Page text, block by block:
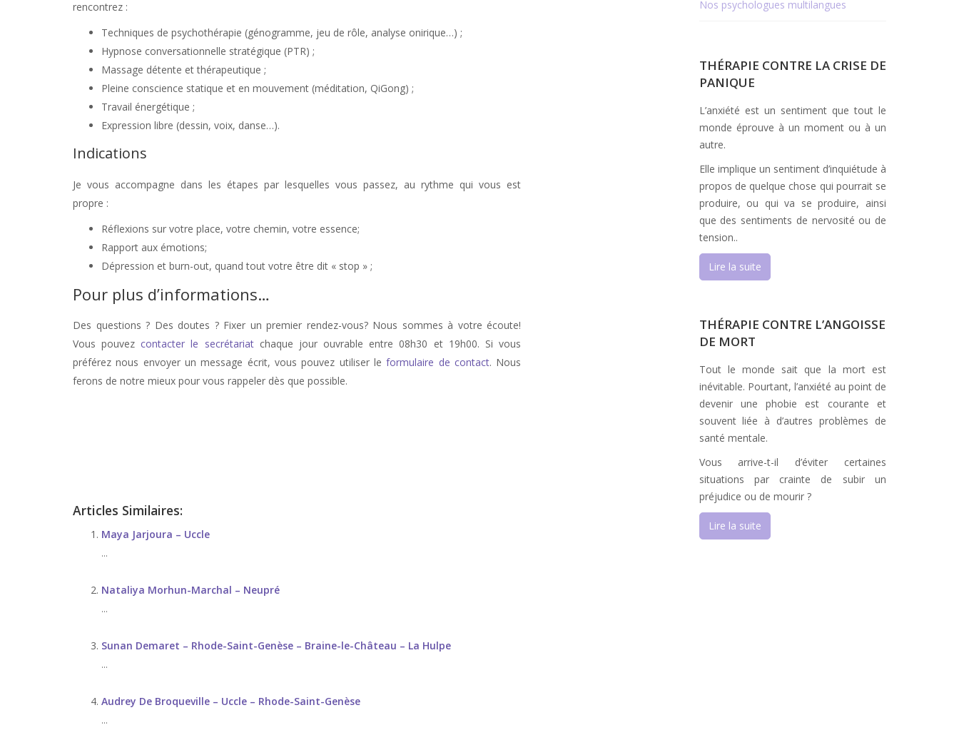
rencontrez :
Techniques de psychothérapie (génogramme, jeu de rôle, analyse onirique…) ;
Hypnose conversationnelle stratégique (PTR) ;
Massage détente et thérapeutique ;
Pleine conscience statique et en mouvement (méditation, QiGong) ;
Travail énergétique ;
Expression libre (dessin, voix, danse…).
Indications
Je vous accompagne dans les étapes par lesquelles vous passez, au rythme qui vous est
propre :
Réflexions sur votre place, votre chemin, votre essence;
Rapport aux émotions;
Dépression et burn-out, quand tout votre être dit « stop » ;
Pour plus d’informations…
Des questions ? Des doutes ? Fixer un premier rendez-vous? Nous sommes à votre écoute!
Vous pouvez contacter le secrétariatchaque jour ouvrable entre 08h30 et 19h00. Si vous
préférez nous envoyer un message écrit, vous pouvez utiliser leformulaire de contact. Nous
ferons de notre mieux pour vous rappeler dès que possible.
Articles Similaires:
Maya Jarjoura – Uccle
...
Nataliya Morhun-Marchal – Neupré
...
Sunan Demaret – Rhode-Saint-Genèse – Braine-le-Château – La Hulpe
...
Audrey De Broqueville – Uccle – Rhode-Saint-Genèse
...
Nos psychologues multilangues
THÉRAPIE CONTRE LA CRISE DE
PANIQUE
L’anxiété est un sentiment que tout le
monde éprouve à un moment ou à un
autre.
Elle implique un sentiment d’inquiétude à
propos de quelque chose qui pourrait se
produire, ou qui va se produire, ainsi
que des sentiments de nervosité ou de
tension..
Lire la suite
THÉRAPIE CONTRE L’ANGOISSE
DE MORT
Tout le monde sait que la mort est
inévitable. Pourtant, l’anxiété au point de
devenir une phobie est courante et
souvent liée à d’autres problèmes de
santé mentale.
Vous arrive-t-il d’éviter certaines
situations par crainte de subir un
préjudice ou de mourir ?
Lire la suite